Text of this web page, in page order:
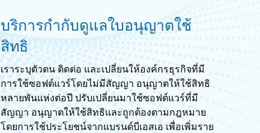
บริการกำกับดูแลใบอนุญาตใช้
สิทธิ
เราระบุตัวตน ติดต่อ และเปลี่ยนให้องค์กรธุรกิจที่มี
การใช้ซอฟต์แวร์โดยไม่มีสัญญา อนุญาตให้ใช้สิทธิ
หลายพันแห่งต่อปี ปรับเปลี่ยนมาใช้ซอฟต์แวร์ที่มี
สัญญา อนุญาตให้ใช้สิทธิและถูกต้องตามกฎหมาย
โดยการใช้ประโยชน์จากแบรนด์บีเอสเอ เพื่อเพิ่มราย